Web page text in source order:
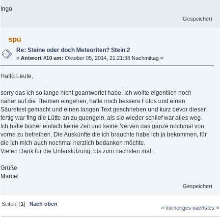
Ingo
Gespeichert
spu
Re: Steine oder doch Meteoriten? Stein 2
«Antwort #10 am: Oktober 05, 2014, 21:21:38 Nachmittag »
Hallo Leute,
sorry das ich so lange nicht geantwortet habe. Ich wollte eigentlich noch
näher auf die Themen eingehen, hatte noch bessere Fotos und einen
Säuretest gemacht und einen langen Text geschrieben und kurz bevor dieser
fertig war fing die Lütte an zu quengeln, als sie wieder schlief war alles weg.
Ich hatte bisher einfach keine Zeit und keine Nerven das ganze nochmal von
vorne zu betreiben. Die Auskünfte die ich brauchte habe ich ja bekommen, für
die ich mich auch nochmal herzlich bedanken möchte.
Vielen Dank für die Unterstützung, bis zum nächsten mal...
Grüße
Marcel
Gespeichert
Seiten: [1]Nach oben
« vorheriges nächstes »